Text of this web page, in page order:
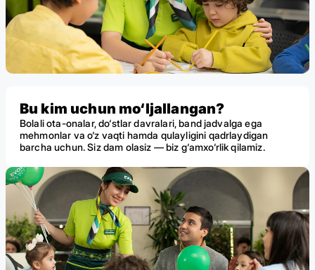
Bu kim uchun mo‘ljallangan?
Bolali ota-onalar, do‘stlar davralari, band jadvalga ega
mehmonlar va o‘z vaqti hamda qulayligini qadrlaydigan
barcha uchun. Siz dam olasiz — biz g‘amxo‘rlik qilamiz.